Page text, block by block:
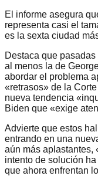
El informe asegura
representa casi el
es la sexta ciudad
Destaca que
al menos la de
abordar el problema
«retrasos» de la
nueva tendencia
Biden que «exige
Advierte que estos
entrando en una
aún más aplastantes,
intento de solución
que ahora enfrentan